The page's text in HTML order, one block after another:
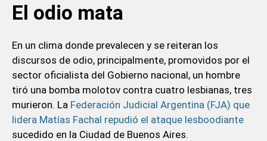
El odio mata
En un clima donde prevalecen y se reiteran los
discursos de odio, principalmente, promovidos por el
sector oficialista del Gobierno nacional, un hombre
tiró una bomba molotov contra cuatro lesbianas, tres
murieron. La Federación Judicial Argentina (FJA) que
lidera Matías Fachal repudió el ataque lesboodiante
sucedido en la Ciudad de Buenos Aires.